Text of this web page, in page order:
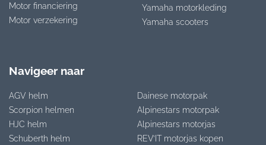
Motor financiering
Motor verzekering
Yamaha motorkleding
Yamaha scooters
Navigeer naar
AGV helm
Scorpion helmen
HJC helm
Schuberth helm
Dainese motorpak
Alpinestars motorpak
Alpinestars motorjas
REV’IT motorjas kopen